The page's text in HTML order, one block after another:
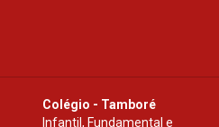
Colégio - Tamboré
Infantil, Fundamental e